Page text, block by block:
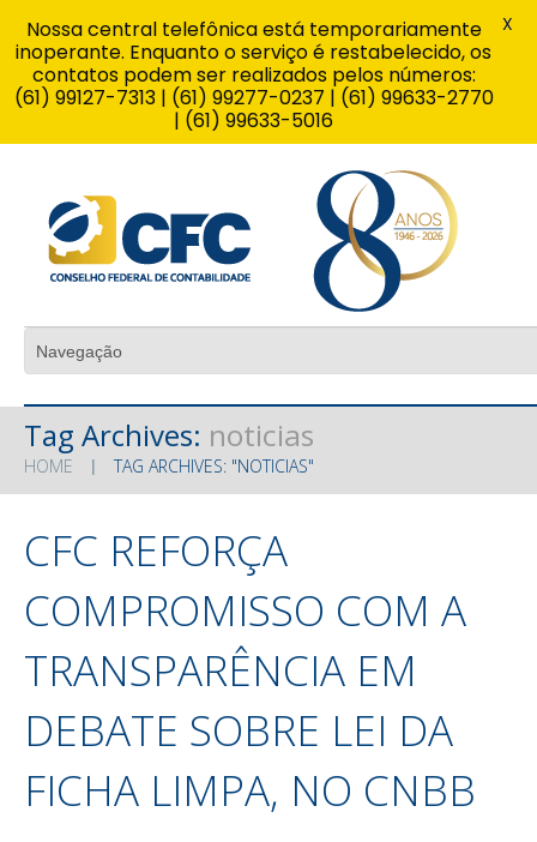
Tag Archives: noticias
HOME TAG ARCHIVES: "NOTICIAS"
CFC REFORÇA
COMPROMISSO COM A
TRANSPARÊNCIA EM
DEBATE SOBRE LEI DA
FICHA LIMPA, NO CNBB
Nossa central telefônica está temporariamente
inoperante. Enquanto o serviço é restabelecido, os
contatos podem ser realizados pelos números:
(61) 99127-7313 | (61) 99277-0237 | (61) 99633-2770
| (61) 99633-5016
X